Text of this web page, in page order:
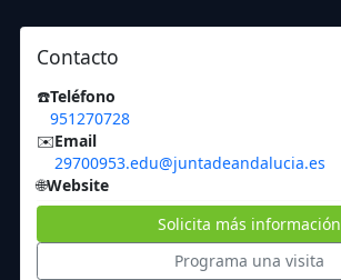
Contacto
☎️Teléfono
951270728
✉️Email
29700953.edu@juntadeandalucia.es
🌐Website
Solicita más información
Programa una visita